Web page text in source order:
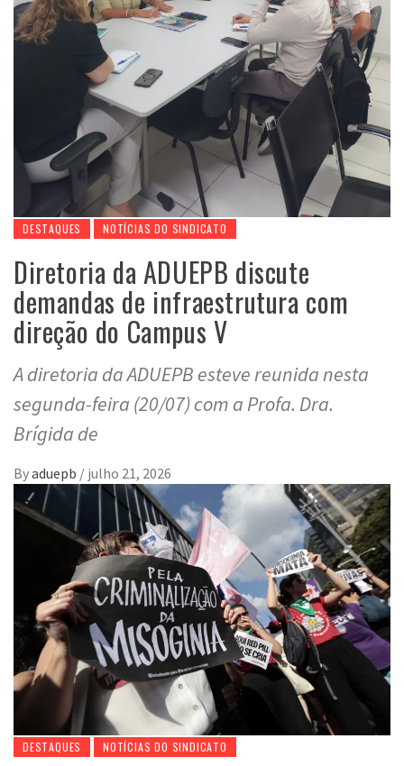
DESTAQUES NOTÍCIAS DO SINDICATO
Diretoria da ADUEPB discute
demandas de infraestrutura com
direção do Campus V
A diretoria da ADUEPB esteve reunida nesta
segunda-feira (20/07) com a Profa. Dra.
Brígida de
Byaduepb / julho 21, 2026
DESTAQUES NOTÍCIAS DO SINDICATO